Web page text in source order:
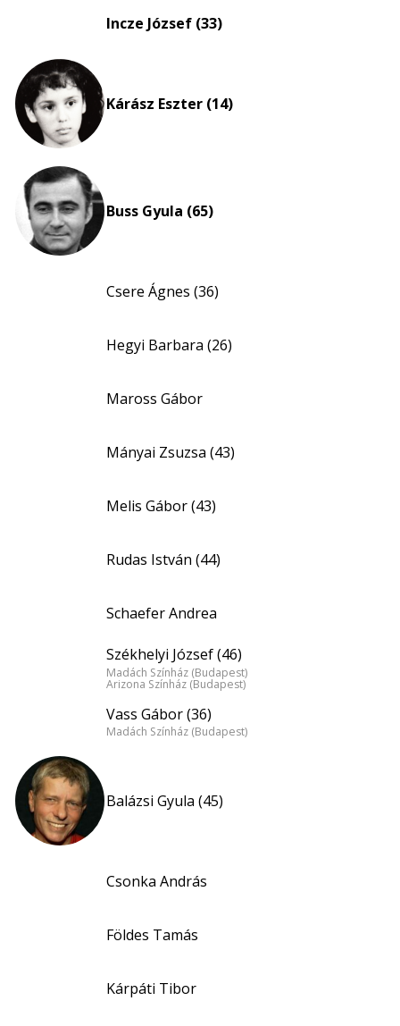
Incze József (33)
Kárász Eszter (14)
Buss Gyula (65)
Csere Ágnes (36)
Hegyi Barbara (26)
Maross Gábor
Mányai Zsuzsa (43)
Melis Gábor (43)
Rudas István (44)
Schaefer Andrea
Székhelyi József (46)
Madách Színház (Budapest)
Arizona Színház (Budapest)
Vass Gábor (36)
Madách Színház (Budapest)
Balázsi Gyula (45)
Csonka András
Földes Tamás
Kárpáti Tibor